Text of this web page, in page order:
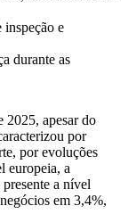
inspeção e
durante as
apesar do
por
por evoluções
europeia, a
a nível
em 3,4%,